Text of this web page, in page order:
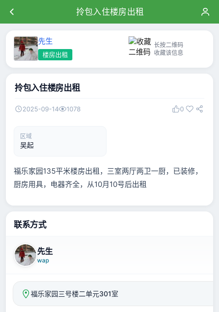
拎包入住楼房出租
先生
楼房出租
长按二维码
收藏该信息
拎包入住楼房出租
2025-09-14 1078 0
区域
吴起
福乐家园135平米楼房出租，三室两厅两卫一厨，已装修，
厨房用具，电器齐全，从10月10号后出租
联系方式
先生
wap
福乐家园三号楼二单元301室